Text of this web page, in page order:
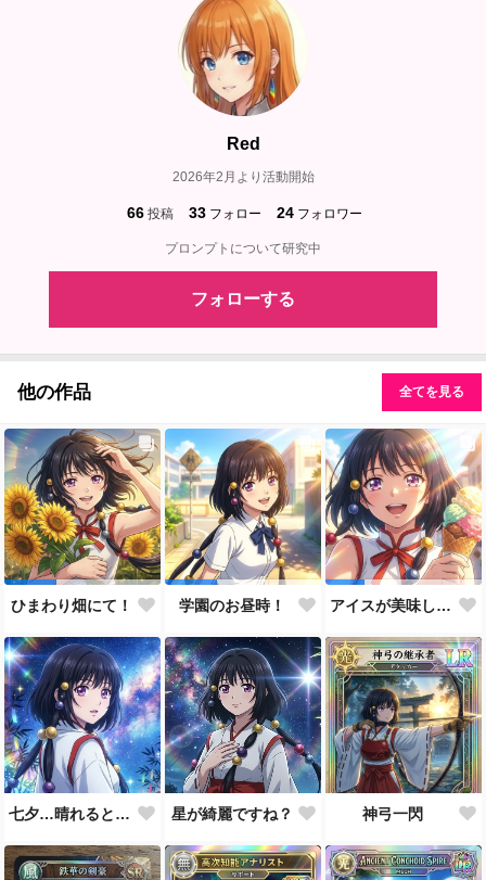
Red
2026年2月より活動開始
66 投稿 33 フォロー 24 フォロワー
プロンプトについて研究中
フォローする
他の作品 全てを見る
ひまわり畑にて！ 学園のお昼時！ アイスが美味しい季節です
七夕…晴れると良いなぁ。 星が綺麗ですね？ 神弓一閃